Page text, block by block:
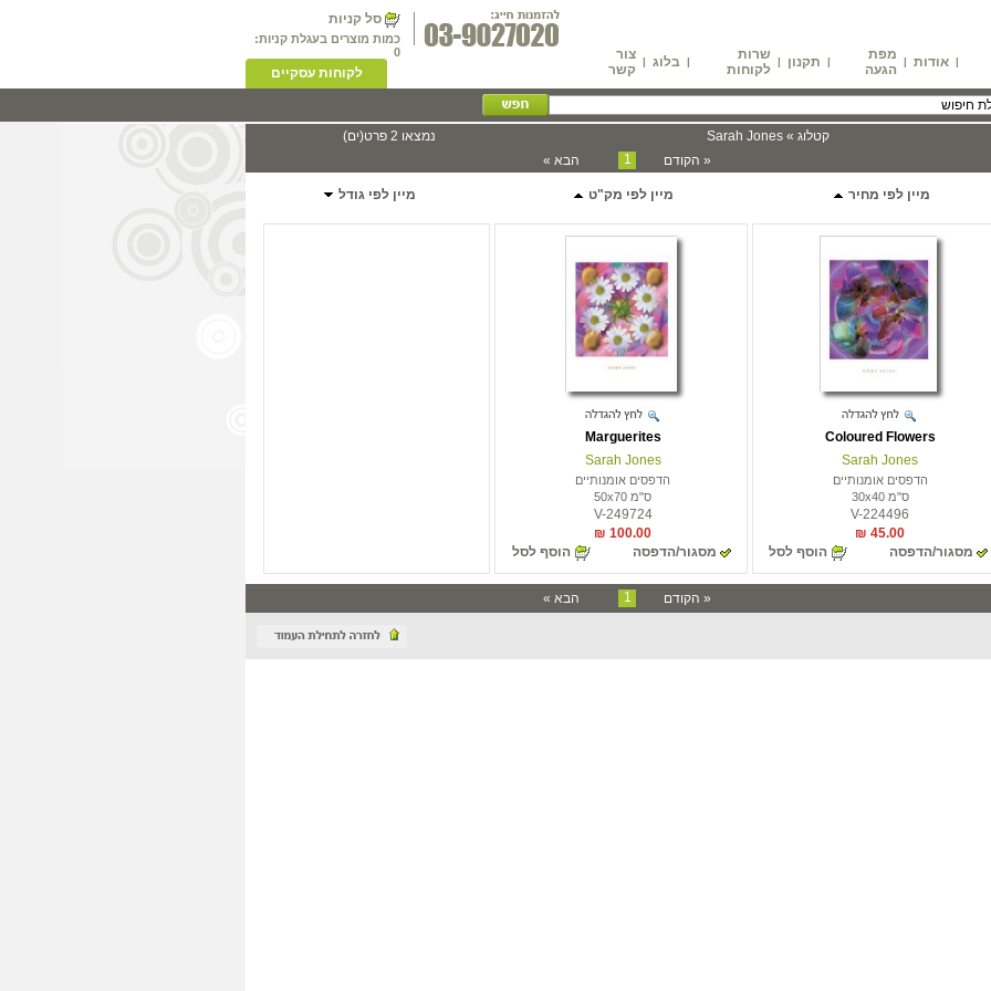
| אודות |
מפת
הגעה
| תקנון |
שרות
לקוחות
| בלוג | צור
קשר
סל קניות
כמות מוצרים בעגלת קניות:
0
לקוחות עסקיים
קטלוג » Sarah Jones
נמצאו 2 פרט(ים)
« הקודם
1 הבא »
מיין לפי מחיר מיין לפי מק"ט מיין לפי גודל
Coloured Flowers
Sarah Jones
הדפסים אומנותיים
ס"מ 30x40
V-224496
45.00 ₪
מסגור/הדפסה
הוסף לסל
Marguerites
Sarah Jones
הדפסים אומנותיים
ס"מ 50x70
V-249724
100.00 ₪
מסגור/הדפסה
הוסף לסל
« הקודם 1 הבא »